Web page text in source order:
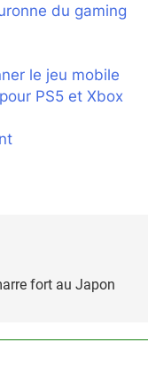
du gaming
le jeu mobile
PS5 et Xbox
fort au Japon